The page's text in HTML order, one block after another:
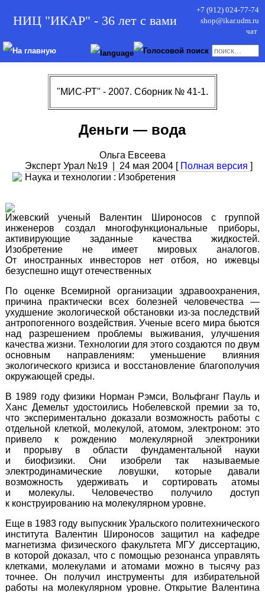
НИЦ "ИКАР" - 36 лет с вами
+7 (912) 024-77-74
shop@ikar.udm.ru
чат
"МИС-РТ" - 2007. Сборник № 41-1.
Деньги — вода
Ольга Евсеева
Эксперт Урал №19 | 24 мая 2004 [ Полная версия ]
Наука и технологии : Изобретения
Ижевский ученый Валентин Широносов с группой
инженеров создал многофункциональные приборы,
активирующие заданные качества жидкостей.
Изобретение не имеет мировых аналогов.
От иностранных инвесторов нет отбоя, но ижевцы
безуспешно ищут отечественных
По оценке Всемирной организации здравоохранения,
причина практически всех болезней человечества —
ухудшение экологической обстановки из-за последствий
антропогенного воздействия. Ученые всего мира бьются
над разрешением проблемы выживания, улучшения
качества жизни. Технологии для этого создаются по двум
основным направлениям: уменьшение влияния
экологического кризиса и восстановление благополучия
окружающей среды.
В 1989 году физики Норман Рэмси, Вольфганг Пауль и
Ханс Демельт удостоились Нобелевской премии за то,
что экспериментально доказали возможность работы с
отдельной клеткой, молекулой, атомом, электроном: это
привело к рождению молекулярной электроники
и прорыву в области фундаментальной науки
и биофизики. Они изобрели так называемые
электродинамические ловушки, которые давали
возможность удерживать и сортировать атомы
и молекулы. Человечество получило доступ
к конструированию на молекулярном уровне.
Еще в 1983 году выпускник Уральского политехнического
института Валентин Широносов защитил на кафедре
магнетизма физического факультета МГУ диссертацию,
в которой доказал, что с помощью резонанса управлять
клетками, молекулами и атомами можно в тысячу раз
точнее. Он получил инструменты для избирательной
работы на молекулярном уровне. Открытие Валентина